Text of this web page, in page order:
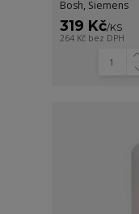
Bosh, Siemens
319 Kč/KS
264 Kč bez DPH